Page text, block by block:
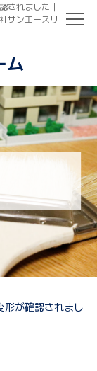
されました｜
サンエースリ
ム
形が確認されまし